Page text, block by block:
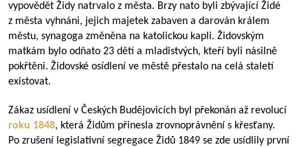
vypovědět Židy natrvalo z města. Brzy nato byli zbývající Židé
z města vyhnáni, jejich majetek zabaven a darován králem
městu, synagoga změněna na katolickou kapli. Židovským
matkám bylo odňato 23 dětí a mladistvých, kteří byli násilně
pokřtěni. Židovské osídlení ve městě přestalo na celá staletí
existovat.
Zákaz usídlení v Českých Budějovicích byl překonán až revolucí
roku 1848, která Židům přinesla zrovnoprávnění s křesťany.
Po zrušení legislativní segregace Židů 1849 se zde usídlily první